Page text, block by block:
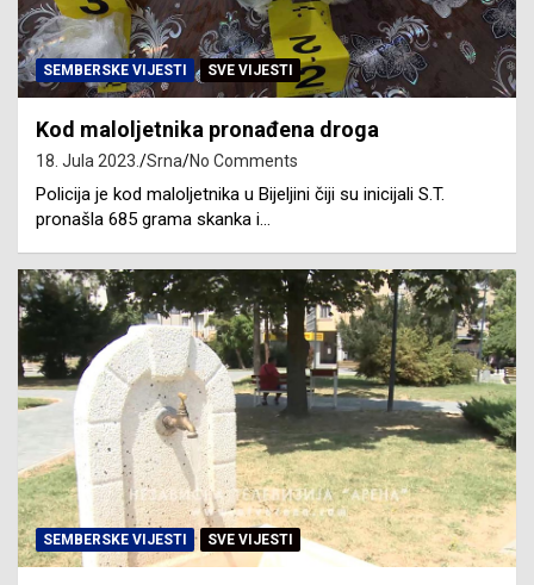
SEMBERSKE VIJESTI SVE VIJESTI
Kod maloljetnika pronađena droga
18. Jula 2023. Srna No Comments
Policija je kod maloljetnika u Bijeljini čiji su inicijali S.T.
pronašla 685 grama skanka i…
SEMBERSKE VIJESTI SVE VIJESTI